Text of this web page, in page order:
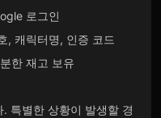
로그인
, 캐릭터명, 인증 코드
한 재고 보유
특별한 상황이 발생할 경